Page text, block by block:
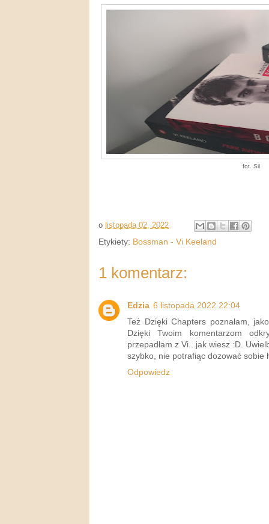
fot. Sil
o listopada 02, 2022
Etykiety: Bossman - Vi Keeland
1 komentarz:
Edzia 6 listopada 2022 22:04
Też Dzięki Chapters poznałam,
Dzięki Twoim komentarzom
przepadłam z Vi.. jak wiesz :D.
szybko, nie potrafiąc dozować sobie
Odpowiedz